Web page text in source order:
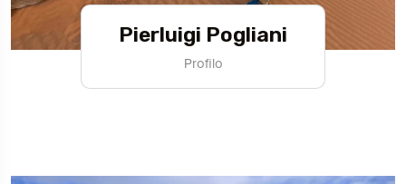
Pierluigi Pogliani
Profilo